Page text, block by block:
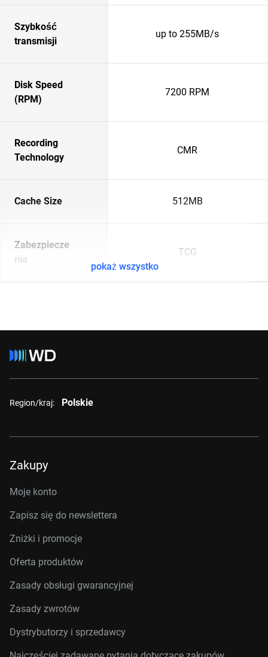
Szybkość
transmisji
up to 255MB/s
Disk Speed
(RPM)
7200 RPM
Recording
Technology
CMR
Cache Size 512MB
Zabezpiecze
nia
TCG
pokaż wszystko
Region/kraj: Polskie
Zakupy
Moje konto
Zapisz się do newslettera
Zniżki i promocje
Oferta produktów
Zasady obsługi gwarancyjnej
Zasady zwrotów
Dystrybutorzy i sprzedawcy